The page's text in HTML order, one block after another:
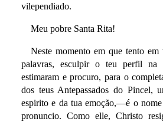
vilependiado.
Meu pobre Santa Rita!
Neste momento em que tento
palavras, esculpir o teu perfil na
estimaram e procuro, para o
dos teus Antepassados do Pincel,
espirito e da tua emoção,—é o
pronuncio. Como elle, Christo